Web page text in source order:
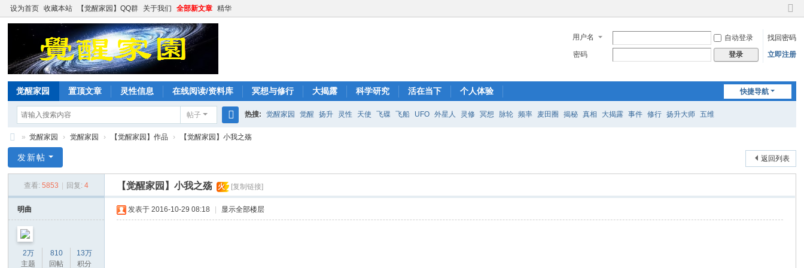
设为首页 收藏本站 【觉醒家园】QQ群 关于我们 全部新文章 精华
切
到
窄
用户名 自动登录
找回密码
密码
登录 立即注册
快捷导航
觉醒家园 置顶文章 灵性信息 在线阅读/资料库 冥想与修行 大揭露 科学研究 活在当下 个人体验
帖子
搜
热搜: 觉醒家园 觉醒 扬升 灵性 天使 飞碟 飞船 UFO 外星人 灵修 冥想 脉轮 频率 麦田圈 揭秘 真相 大揭露 事件 修行 扬升大师 五维
醒
园
» 觉醒家园 › 觉醒家园 › 【觉醒家园】作品 › 【觉醒家园】小我之殇
返回列表
发新帖
查看: 5853 回复: 4 【觉醒家园】小我之殇 火 [复制链接]
明曲
2万
主题
810
回帖
13万
积分
发表于 2016-10-29 08:18 显示全部楼层